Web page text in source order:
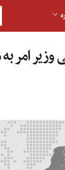
وزیر امر